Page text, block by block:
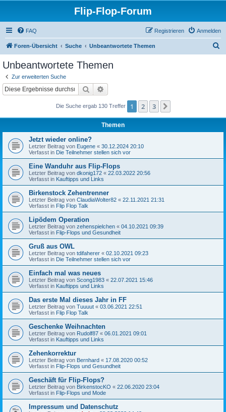
Flip-Flop-Forum
FAQ Anmelden
Registrieren
Foren-Übersicht Suche Unbeantwortete Themen
Unbeantwortete Themen
Zur erweiterten Suche
Suche
Die Suche ergab 130 Treffer 1 2 3
Themen
Jetzt wieder online?
Letzter Beitrag von Eugene « 30.12.2024 20:10
Verfasst in Die Teilnehmer stellen sich vor
Eine Wanduhr aus Flip-Flops
Letzter Beitrag von dkonig172 « 22.03.2022 20:56
Verfasst in Kauftipps und Links
Birkenstock Zehentrenner
Letzter Beitrag von ClaudiaWolter82 « 22.11.2021 21:31
Verfasst in Flip Flop Talk
Lipödem Operation
Letzter Beitrag von zehenspielchen « 04.10.2021 09:39
Verfasst in Flip-Flops und Gesundheit
Gruß aus OWL
Letzter Beitrag von tdifaherer « 02.10.2021 09:23
Verfasst in Die Teilnehmer stellen sich vor
Einfach mal was neues
Letzter Beitrag von Scong1983 « 22.07.2021 15:46
Verfasst in Kauftipps und Links
Das erste Mal dieses Jahr in FF
Letzter Beitrag von Tuuuut « 03.06.2021 22:51
Verfasst in Flip Flop Talk
Geschenke Weihnachten
Letzter Beitrag von Rudolf87 « 06.01.2021 09:01
Verfasst in Kauftipps und Links
Zehenkorrektur
Letzter Beitrag von Bernhard « 17.08.2020 00:52
Verfasst in Flip-Flops und Gesundheit
Geschäft für Flip-Flops?
Letzter Beitrag von BirkenstocKO « 22.06.2020 23:04
Verfasst in Flip-Flops und Mode
Impressum und Datenschutz